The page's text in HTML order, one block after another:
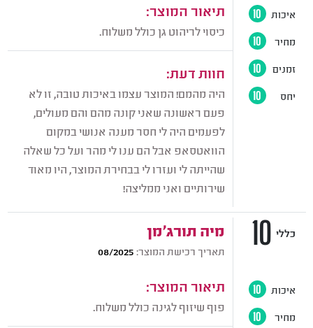
תיאור המוצר:
כיסוי לריהוט גן כולל משלוח.
חוות דעת:
היה מהמם! המוצר עצמו באיכות טובה, זו לא
פעם ראשונה שאני קונה מהם והם מעולים,
לפעמים היה לי חסר מענה אנושי במקום
הוואטסאפ אבל הם ענו לי מהר ועל כל שאלה
שהייתה לי ועזרו לי בבחירת המוצר, היו מאוד
שירותיים ואני ממליצה!
איכות 10
מחיר 10
זמנים 10
יחס 10
מיה תורג׳מן
תאריך רכישת המוצר: 08/2025
תיאור המוצר:
פוף שיזוף לגינה כולל משלוח.
10 כללי
איכות 10
מחיר 10